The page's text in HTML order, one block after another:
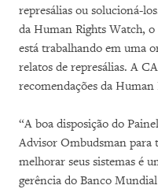
represálias ou solucioná-
da Human Rights Watch,
está trabalhando em uma
relatos de represálias. A
recomendações da Human
“A boa disposição do
Advisor Ombudsman para
melhorar seus sistemas é
gerência do Banco